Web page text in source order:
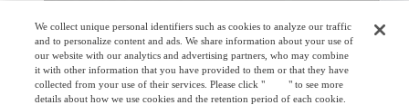
We collect unique personal identifiers such as cookies to analyze our traffic
and to personalize content and ads. We share information about your use of
our website with our analytics and advertising partners, who may combine
it with other information that you have provided to them or that they have
collected from your use of their services. Please click "
here" to see more
details about how we use cookies and the retention period of each cookie.